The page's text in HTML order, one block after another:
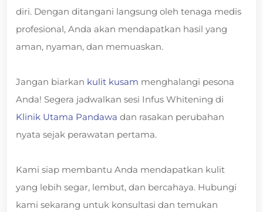
diri. Dengan ditangani langsung oleh tenaga medis
profesional, Anda akan mendapatkan hasil yang
aman, nyaman, dan memuaskan.
Jangan biarkan kulit kusam menghalangi pesona
Anda! Segera jadwalkan sesi Infus Whitening di
Klinik Utama Pandawa dan rasakan perubahan
nyata sejak perawatan pertama.
Kami siap membantu Anda mendapatkan kulit
yang lebih segar, lembut, dan bercahaya. Hubungi
kami sekarang untuk konsultasi dan temukan